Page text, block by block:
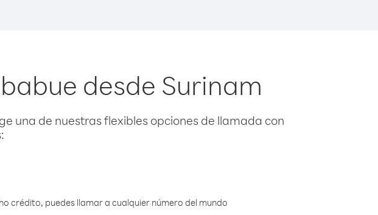
desde Surinam
una de nuestras flexibles opciones de llamada con
crédito, puedes llamar a cualquier número del mundo